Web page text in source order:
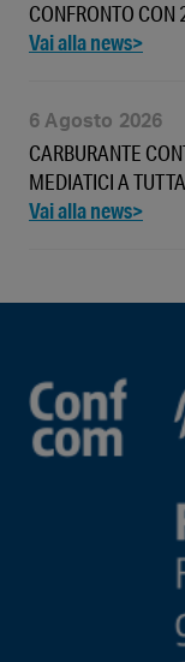
CONFRONTO
CARBURANTE
MEDIATICI A
6 Agosto 2026